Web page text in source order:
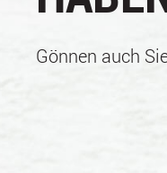
Gönnen auch